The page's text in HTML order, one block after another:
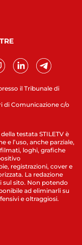
il Tribunale di
di Comunicazione c/o
testata STILETV è
e l’uso, anche parziale,
loghi, grafiche
registrazioni, cover e
La redazione
sul sito. Non potendo
ad eliminarli su
e oltraggiosi.